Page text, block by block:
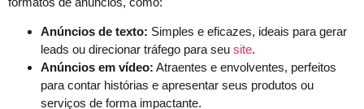
Anúncios de texto: Simples e eficazes, ideais para gerar
leads ou direcionar tráfego para seu site.
Anúncios em vídeo: Atraentes e envolventes, perfeitos
para contar histórias e apresentar seus produtos ou
serviços de forma impactante.